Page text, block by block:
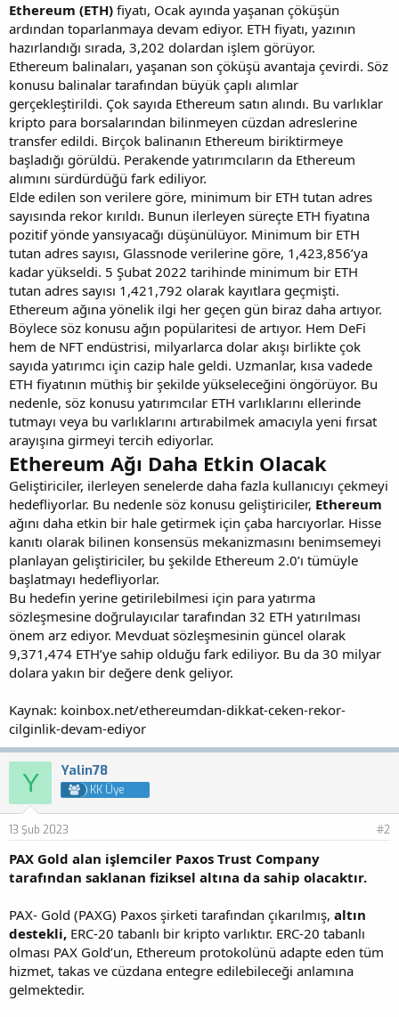
a
ş
a
t
a
n
ç
t
r
i
h
i
Ethereum (ETH) fiyatı, Ocak ayında yaşanan çöküşün
ardından toparlanmaya devam ediyor. ETH fiyatı, yazının
hazırlandığı sırada, 3,202 dolardan işlem görüyor.
Ethereum balinaları, yaşanan son çöküşü avantaja çevirdi. Söz
konusu balinalar tarafından büyük çaplı alımlar
gerçekleştirildi. Çok sayıda Ethereum satın alındı. Bu varlıklar
kripto para borsalarından bilinmeyen cüzdan adreslerine
transfer edildi. Birçok balinanın Ethereum biriktirmeye
başladığı görüldü. Perakende yatırımcıların da Ethereum
alımını sürdürdüğü fark ediliyor.
Elde edilen son verilere göre, minimum bir ETH tutan adres
sayısında rekor kırıldı. Bunun ilerleyen süreçte ETH fiyatına
pozitif yönde yansıyacağı düşünülüyor. Minimum bir ETH
tutan adres sayısı, Glassnode verilerine göre, 1,423,856’ya
kadar yükseldi. 5 Şubat 2022 tarihinde minimum bir ETH
tutan adres sayısı 1,421,792 olarak kayıtlara geçmişti.
Ethereum ağına yönelik ilgi her geçen gün biraz daha artıyor.
Böylece söz konusu ağın popülaritesi de artıyor. Hem DeFi
hem de NFT endüstrisi, milyarlarca dolar akışı birlikte çok
sayıda yatırımcı için cazip hale geldi. Uzmanlar, kısa vadede
ETH fiyatının müthiş bir şekilde yükseleceğini öngörüyor. Bu
nedenle, söz konusu yatırımcılar ETH varlıklarını ellerinde
tutmayı veya bu varlıklarını artırabilmek amacıyla yeni fırsat
arayışına girmeyi tercih ediyorlar.
Ethereum Ağı Daha Etkin Olacak
Geliştiriciler, ilerleyen senelerde daha fazla kullanıcıyı çekmeyi
hedefliyorlar. Bu nedenle söz konusu geliştiriciler, Ethereum
ağını daha etkin bir hale getirmek için çaba harcıyorlar. Hisse
kanıtı olarak bilinen konsensüs mekanizmasını benimsemeyi
planlayan geliştiriciler, bu şekilde Ethereum 2.0’ı tümüyle
başlatmayı hedefliyorlar.
Bu hedefin yerine getirilebilmesi için para yatırma
sözleşmesine doğrulayıcılar tarafından 32 ETH yatırılması
önem arz ediyor. Mevduat sözleşmesinin güncel olarak
9,371,474 ETH’ye sahip olduğu fark ediliyor. Bu da 30 milyar
dolara yakın bir değere denk geliyor.
Kaynak: koinbox.net/ethereumdan-dikkat-ceken-rekor-
cilginlik-devam-ediyor
Y Yalin78
KK Üye
13 Şub 2023 #2
PAX Gold alan işlemciler Paxos Trust Company
tarafından saklanan fiziksel altına da sahip olacaktır.
PAX- Gold (PAXG) Paxos şirketi tarafından çıkarılmış, altın
destekli, ERC-20 tabanlı bir kripto varlıktır. ERC-20 tabanlı
olması PAX Gold’un, Ethereum protokolünü adapte eden tüm
hizmet, takas ve cüzdana entegre edilebileceği anlamına
gelmektedir.